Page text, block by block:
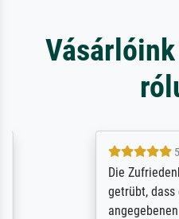
5 / 5
Die Zufriedenheit ist
getrübt, dass das
angegebenen